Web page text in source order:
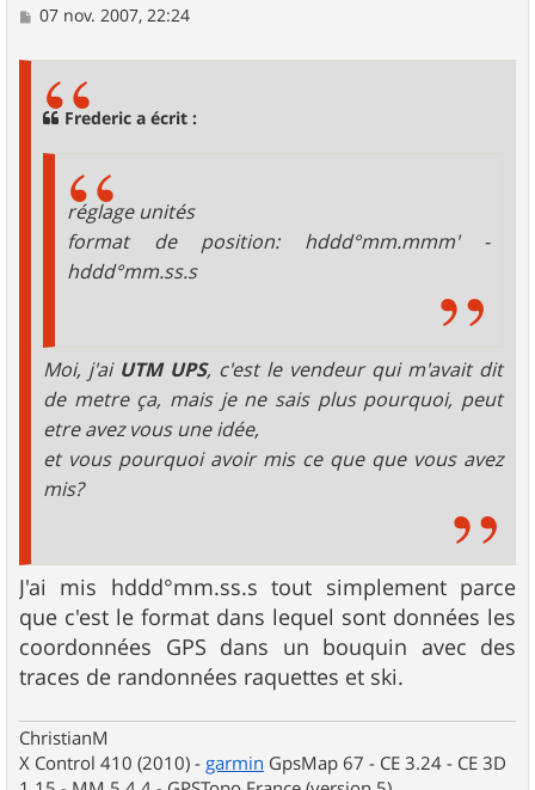
M
07 nov. 2007, 22:24
Frederic a écrit :
réglage unités
format de position: hddd°mm.mmm' -
hddd°mm.ss.s
Moi, j'ai UTM UPS, c'est le vendeur qui m'avait dit
de metre ça, mais je ne sais plus pourquoi, peut
etre avez vous une idée,
et vous pourquoi avoir mis ce que que vous avez
mis?
J'ai mis hddd°mm.ss.s tout simplement parce
que c'est le format dans lequel sont données les
coordonnées GPS dans un bouquin avec des
traces de randonnées raquettes et ski.
ChristianM
X Control 410 (2010) - garmin GpsMap 67 - CE 3.24 - CE 3D